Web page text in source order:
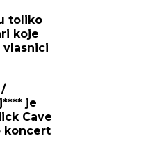
toliko
koje
vlasnici
/
je
Cave
koncert